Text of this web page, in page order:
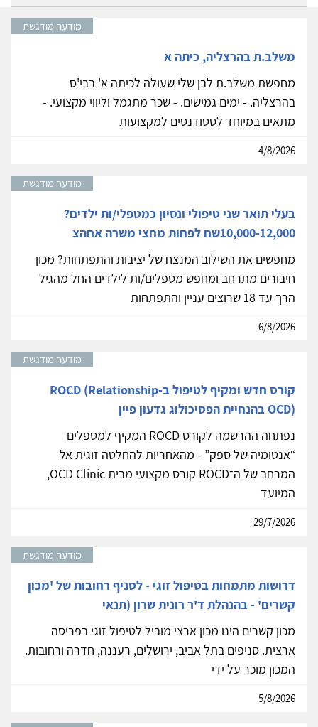
מודעה מודגשת
משלב.ת בהרצליה, כיתה א
מחפשת משלב.ת לבן שלי שעולה לכיתה א' בבי'ס
בהרצליה. - ימים גמישים. - שכר מתגמל וליווי מקצועי. -
מתאים במיוחד לסטודנטים למקצועות
4/8/2026
מודעה מודגשת
בעלי תואר שני טיפולי ונסיון כמטפלי/ות ילדים?
10,000-12,000שח לפחות מחצי משרה אחהצ
מחפשים את השילוב המנצח של יציבות והתפתחות? מכון
חיבורים מתרחב ומחפש מטפלים/ות לילדים החל מהגיל
הרך עד 18 שרוצים עניין והתפתחות
6/8/2026
מודעה מודגשת
קורס חדש ומקיף לטיפול ב-ROCD (Relationship
OCD) בהנחיית הפסיכולוג גדעון פיין
נפתחה ההרשמה לקורס ROCD המקיף למטפלים
“אנטומיה של ספק” - מהאחריות להחלטה זוגית אל
המרחב של ה־ROCD קורס מקצועי מבית OCD Clinic,
המיועד
29/7/2026
מודעה מודגשת
דרושות מתמחות בטיפול זוגי - לסניף רחובות של 'מכון
קשרים' - בהנהלת ד'ר רונית שרון (תנאי
מכון קשרים הינו מכון ארצי מוביל לטיפול זוגי בפריסה
ארצית. סניפים בתל אביב, ירושלים, רעננה, חדרה ורחובות.
המכון מוכר על ידי
5/8/2026